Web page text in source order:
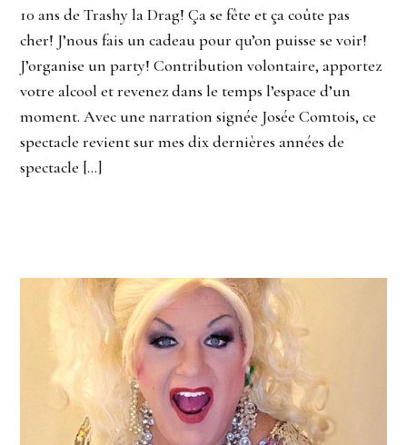
10 ans de Trashy la Drag! Ça se fête et ça coûte pas
cher! J’nous fais un cadeau pour qu’on puisse se voir!
J’organise un party! Contribution volontaire, apportez
votre alcool et revenez dans le temps l’espace d’un
moment. Avec une narration signée Josée Comtois, ce
spectacle revient sur mes dix dernières années de
spectacle […]